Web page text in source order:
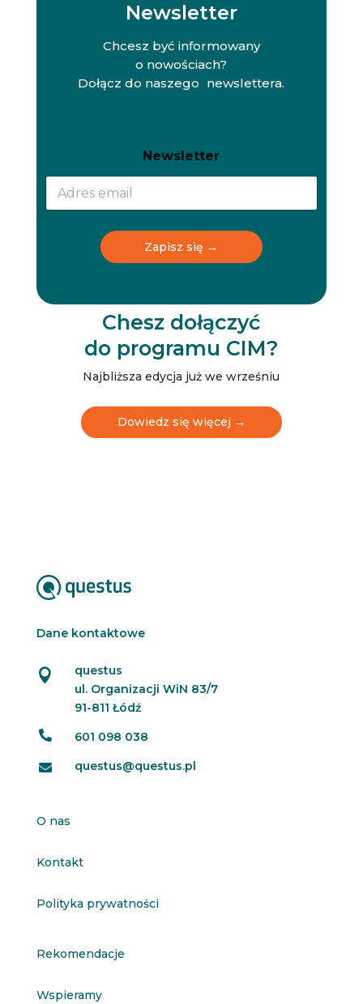
Newsletter
Chcesz być informowany
o nowościach?
Dołącz do naszego newslettera.
e
w
t
e
e
w
s
l
e
t
e
r
e
w
t
e
Newsletter
Zapisz się →
Chesz dołączyć
do programu CIM?
Najbliższa edycja już we wrześniu
Dowiedz się więcej →
Dane kontaktowe

questus
ul. Organizacji WiN 83/7
91-811 Łódź
 601 098 038
 questus@questus.pl
O nas
Kontakt
Polityka prywatności
Rekomendacje
Wspieramy